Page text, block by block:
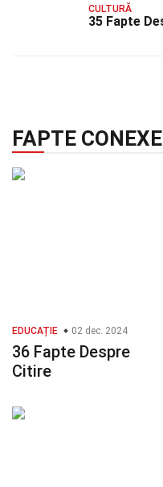
CULTURĂ
35 Fapte
FAPTE CONEXE
EDUCAȚIE 02 dec. 2024
36 Fapte Despre
Citire